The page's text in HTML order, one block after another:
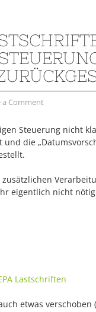
a Comment
Steuerung nicht
und die
eigentlich nicht
Lastschriften
etwas verschoben